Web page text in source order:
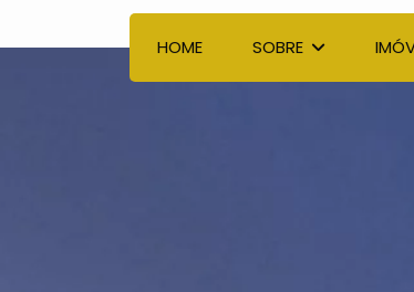
HOME SOBRE